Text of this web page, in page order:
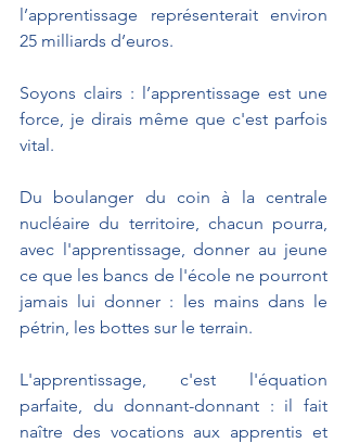
l’apprentissage représenterait environ
25 milliards d’euros.
Soyons clairs : l’apprentissage est une
force, je dirais même que c'est parfois
vital.
Du boulanger du coin à la centrale
nucléaire du territoire, chacun pourra,
avec l'apprentissage, donner au jeune
ce que les bancs de l'école ne pourront
jamais lui donner : les mains dans le
pétrin, les bottes sur le terrain.
L'apprentissage, c'est l'équation
parfaite, du donnant-donnant : il fait
naître des vocations aux apprentis et